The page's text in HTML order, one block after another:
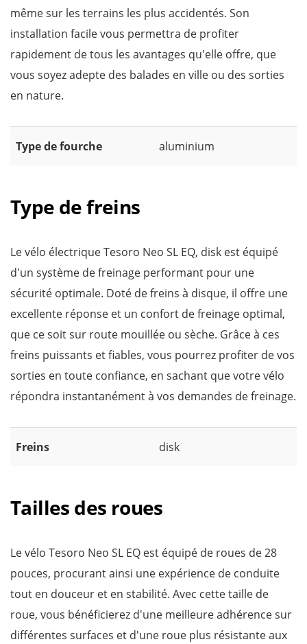
même sur les terrains les plus accidentés. Son
installation facile vous permettra de profiter
rapidement de tous les avantages qu'elle offre, que
vous soyez adepte des balades en ville ou des sorties
en nature.
Type de fourche aluminium
Type de freins
Le vélo électrique Tesoro Neo SL EQ, disk est équipé
d'un système de freinage performant pour une
sécurité optimale. Doté de freins à disque, il offre une
excellente réponse et un confort de freinage optimal,
que ce soit sur route mouillée ou sèche. Grâce à ces
freins puissants et fiables, vous pourrez profiter de vos
sorties en toute confiance, en sachant que votre vélo
répondra instantanément à vos demandes de freinage.
Freins disk
Tailles des roues
Le vélo Tesoro Neo SL EQ est équipé de roues de 28
pouces, procurant ainsi une expérience de conduite
tout en douceur et en stabilité. Avec cette taille de
roue, vous bénéficierez d'une meilleure adhérence sur
différentes surfaces et d'une roue plus résistante aux